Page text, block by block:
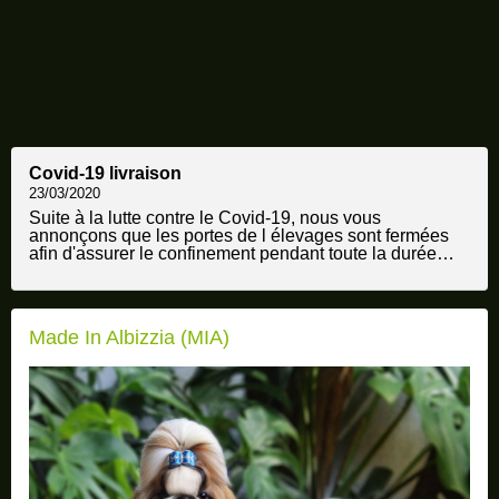
Covid-19 livraison
23/03/2020
Suite à la lutte contre le Covid-19, nous vous
annonçons que les portes de l élevages sont fermées
afin d'assurer le confinement pendant toute la durée
Made In Albizzia (MIA)